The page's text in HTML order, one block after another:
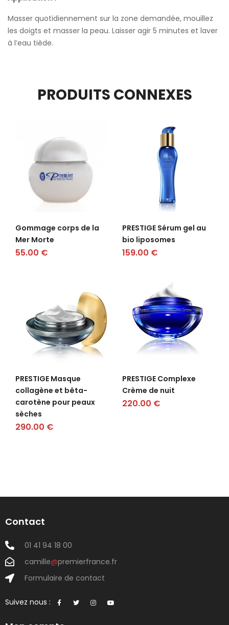
Masser quotidiennement sur la zone demandée, mouillez
les doigts et masser la peau. Laisser agir 5 minutes et laver
à l’eau tiède.
PRODUITS CONNEXES
Gommage corps de la
Mer Morte
55.00 €
PRESTIGE Sérum gel au
bio liposomes
159.00 €
PRESTIGE Masque
collagène et bêta-
carotène pour peaux
sèches
290.00 €
PRESTIGE Complexe
Crème de nuit
220.00 €
Contact
01 41 94 18 00
camille@premierfrance.fr
Formulaire de contact
Suivez nous :